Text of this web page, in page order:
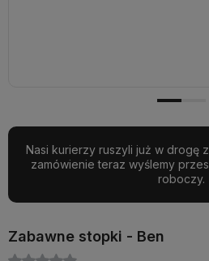
Nasi kurierzy ruszyli już w drogę
zamówienie teraz wyślemy
roboczy.
Zabawne stopki - Ben